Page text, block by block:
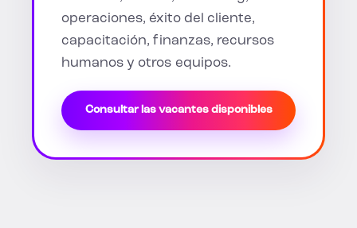
operaciones, éxito del cliente,
capacitación, finanzas, recursos
humanos y otros equipos.
Consultar las vacantes disponibles